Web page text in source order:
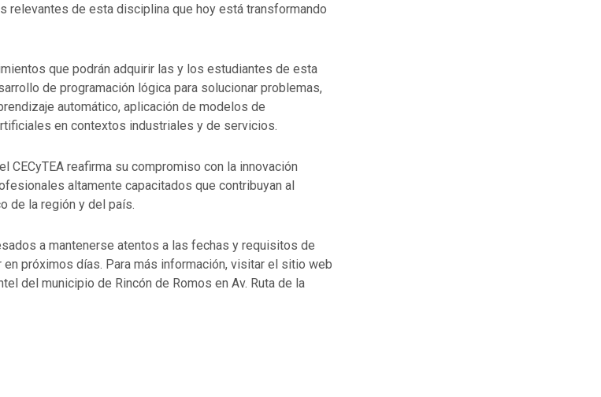
relevantes de esta disciplina que hoy está transformando
que podrán adquirir las y los estudiantes de esta
de programación lógica para solucionar problemas,
automático, aplicación de modelos de
en contextos industriales y de servicios.
CECyTEA reafirma su compromiso con la innovación
altamente capacitados que contribuyan al
de la región y del país.
a mantenerse atentos a las fechas y requisitos de
próximos días. Para más información, visitar el sitio web
del municipio de Rincón de Romos en Av. Ruta de la